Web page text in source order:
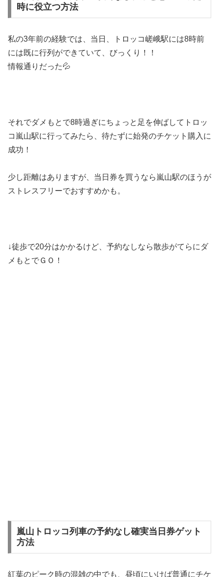
時に役立つ方法
私の3年前の経験では、当日、トロッコ嵯峨駅には8時前
には既に行列ができていて、びっくり！！
情報通りだった💦
それでダメもとで8時過ぎにちょっと足を伸ばしてトロッ
コ嵐山駅に行ってみたら、待たずに始発のチケット購入に
成功！
少し距離はありますが、当日券を買うなら嵐山駅のほうが
ストレスフリーでおすすめかも。
↓徒歩で20分はかかるけど、予約なしなら散歩がてらにダ
メもとでＧＯ！
嵐山トロッコ列車の予約なし確実当日券ゲット
方法
紅葉のピーク時の混雑の中でも、昼頃にいけば普通にチケ